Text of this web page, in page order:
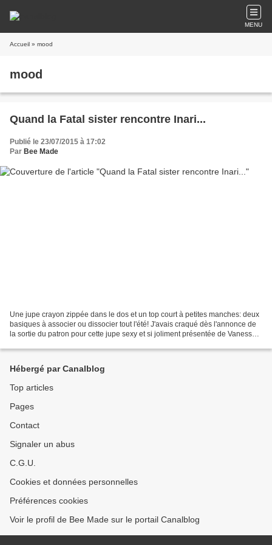
MENU
Accueil » mood
mood
Quand la Fatal sister rencontre Inari...
Publié le 23/07/2015 à 17:02
Par Bee Made
Une jupe crayon zippée dans le dos et un top court à petites manches: deux
basiques à associer ou dissocier tout l'été! J'avais craqué dès l'annonce de
la sortie du patron pour cette jupe sexy et si joliment présentée de Vanessa
Hébergé par Canalblog
Top articles
Pages
Contact
Signaler un abus
C.G.U.
Cookies et données personnelles
Préférences cookies
Voir le profil de Bee Made sur le portail Canalblog